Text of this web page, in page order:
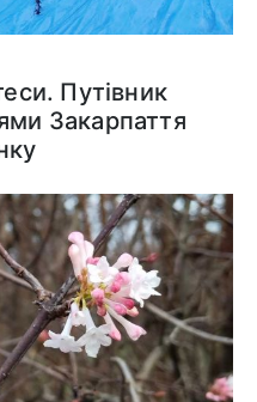
Путівник
Закарпаття